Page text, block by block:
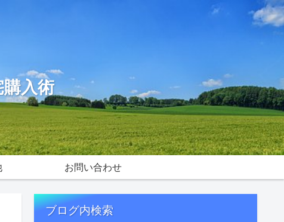
入術
お問い合わせ
ブログ内検索